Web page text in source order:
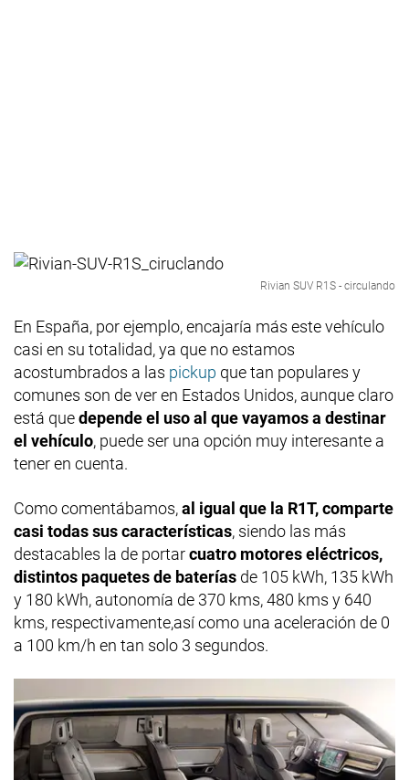
Rivian SUV R1S - circulando
En España, por ejemplo, encajaría más este vehículo
casi en su totalidad, ya que no estamos
acostumbrados a las pickup que tan populares y
comunes son de ver en Estados Unidos, aunque claro
está quedepende el uso al que vayamos a destinar
el vehículo, puede ser una opción muy interesante a
tener en cuenta.
Como comentábamos,al igual que la R1T, comparte
casi todas sus características, siendo las más
destacables la de portarcuatro motores eléctricos,
distintos paquetes de baterías de 105 kWh, 135 kWh
y 180 kWh, autonomía de 370 kms, 480 kms y 640
kms, respectivamente,así como una aceleración de 0
a 100 km/h en tan solo 3 segundos.